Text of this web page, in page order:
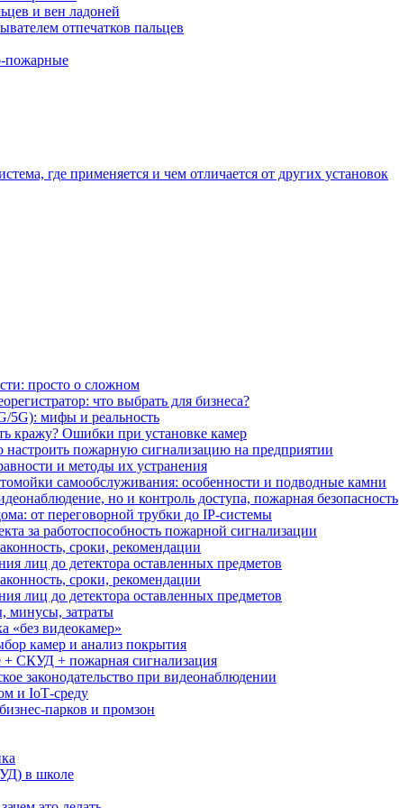
и вен ладоней
отпечатков пальцев
пожарные
где применяется и чем отличается от других установок
просто о сложном
что выбрать для бизнеса?
5G): мифы и реальность
кражу? Ошибки при установке камер
пожарную сигнализацию на предприятии
и методы их устранения
самообслуживания: особенности и подводные камни
но и контроль доступа, пожарная безопасность
от переговорной трубки до IP-системы
за работоспособность пожарной сигнализации
сроки, рекомендации
лиц до детектора оставленных предметов
сроки, рекомендации
лиц до детектора оставленных предметов
минусы, затраты
«без видеокамер»
камер и анализ покрытия
СКУД + пожарная сигнализация
законодательство при видеонаблюдении
и IoT‑среду
и промзон
в школе